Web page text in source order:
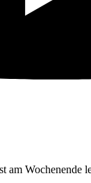
am Wochenende